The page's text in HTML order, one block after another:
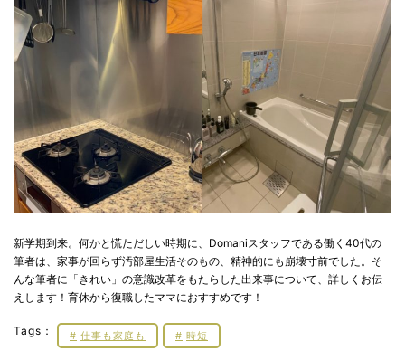
新学期到来。何かと慌ただしい時期に、Domaniスタッフである働く40代の
筆者は、家事が回らず汚部屋生活そのもの、精神的にも崩壊寸前でした。そ
んな筆者に「きれい」の意識改革をもたらした出来事について、詳しくお伝
えします！育休から復職したママにおすすめです！
Tags： 仕事も家庭も 時短